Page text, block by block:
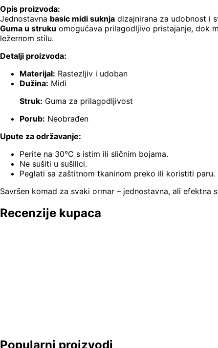
Opis proizvoda:
Jednostavna basic midi suknja dizajnirana za udobnost i
Guma u struku omogućava prilagodljivo pristajanje, dok
ležernom stilu.
Detalji proizvoda:
Materijal: Rastezljiv i udoban
Dužina: Midi
Struk: Guma za prilagodljivost
Porub: Neobrađen
Upute za održavanje:
Perite na 30°C s istim ili sličnim bojama.
Ne sušiti u sušilici.
Peglati sa zaštitnom tkaninom preko ili koristiti paru.
Savršen komad za svaki ormar – jednostavna, ali
Recenzije kupaca
Popularni proizvodi